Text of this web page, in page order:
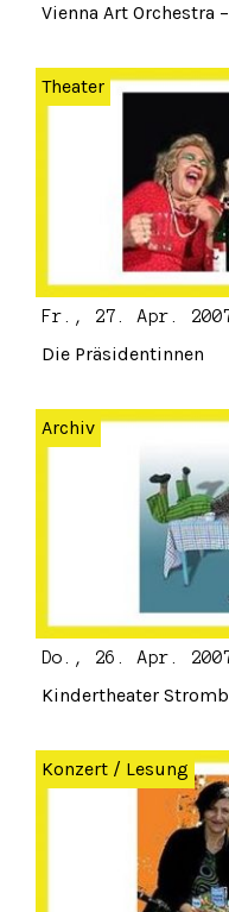
Vienna Art Orchestra
Theater
Fr., 27. Apr.
Die Präsidentinnen
Archiv
Do., 26. Apr.
Kindertheater
Konzert / Lesung